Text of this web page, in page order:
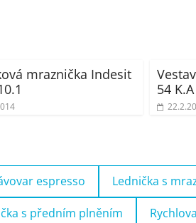
mraznička Indesit
54
espresso Lednička s
s předním plněním